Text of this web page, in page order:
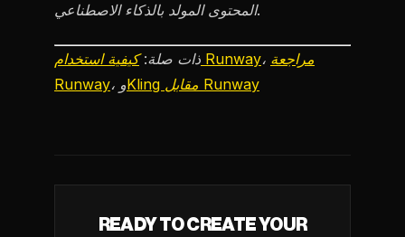
المحتوى المولد بالذكاء الاصطناعي.
ذات صلة: كيفية استخدام Runway، مراجعة
Runway ، و Kling مقابل Runway
READY TO CREATE YOUR